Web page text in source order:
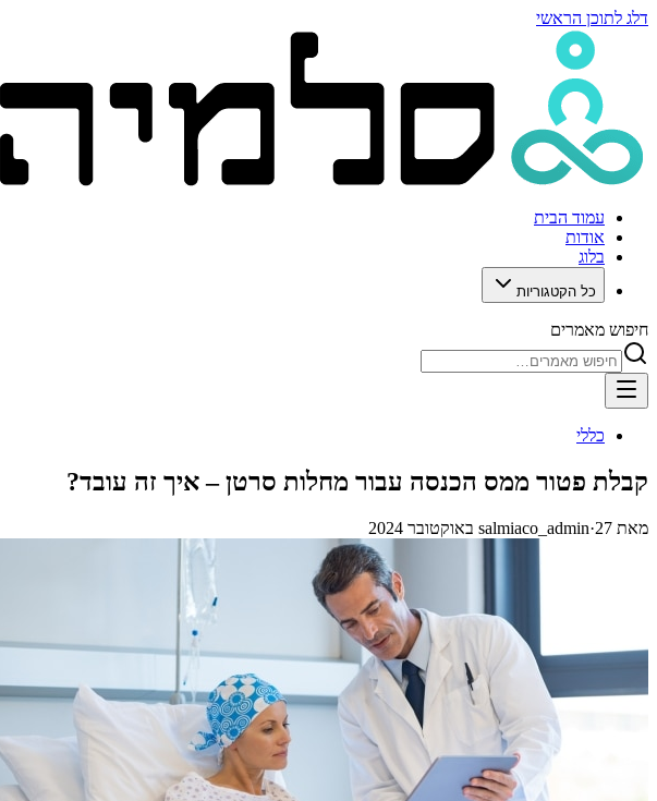
דלג לתוכן הראשי
עמוד הבית
אודות
בלוג
כל הקטגוריות
חיפוש מאמרים
כללי
קבלת פטור ממס הכנסה עבור מחלות סרטן – איך זה עובד?
מאת salmiaco_admin·27 באוקטובר 2024